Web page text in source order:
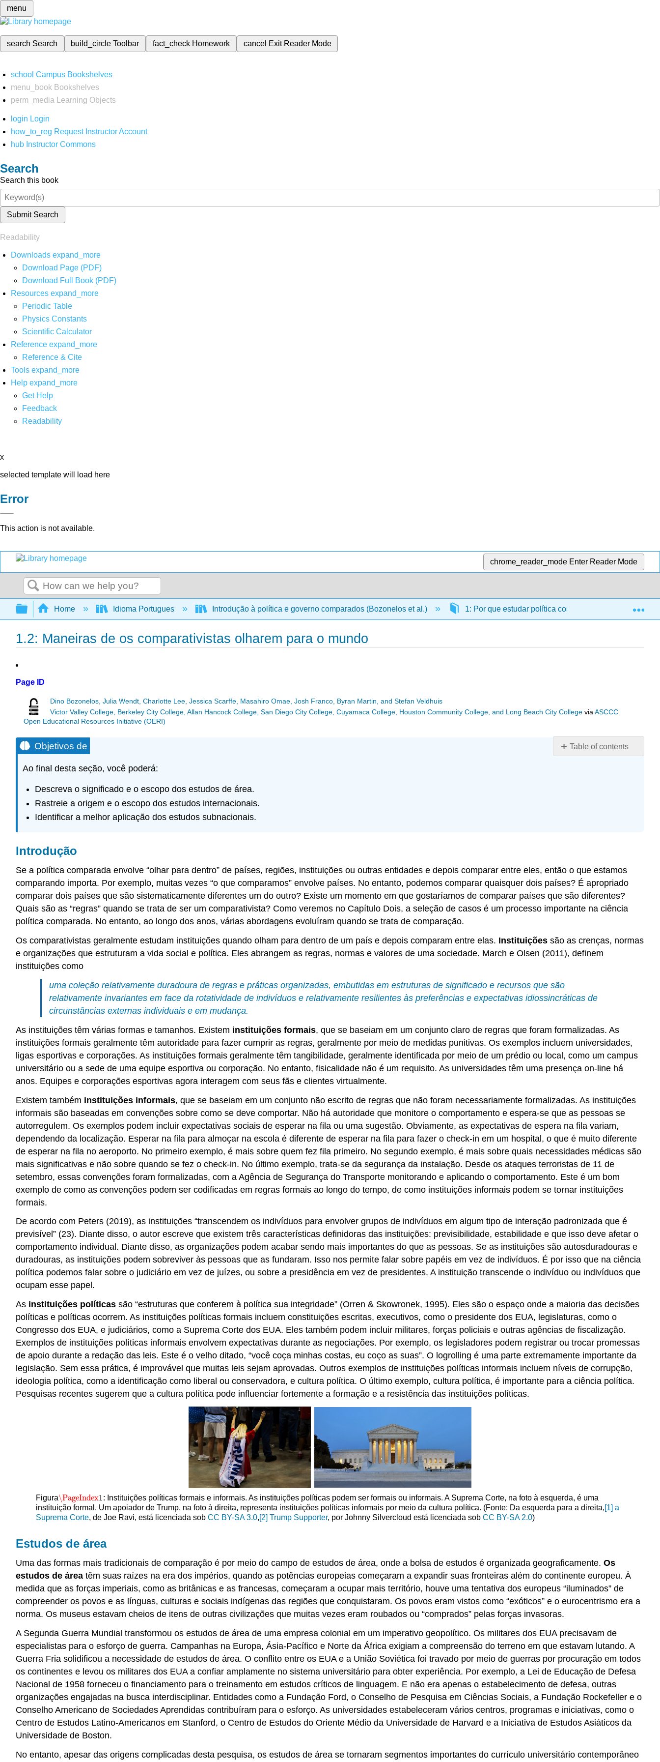
menu
search Search build_circleToolbar fact_check Homework cancel Exit Reader Mode
school Campus Bookshelves
menu_book Bookshelves
perm_media
Learning Objects
login Login
how_to_reg Request Instructor Account
hub Instructor Commons
Search
Search this book
Submit Search
Readability
Downloads expand_more
Download Page (PDF)
Download Full Book (PDF)
Resources expand_more
Periodic Table
Physics Constants
Scientific Calculator
Reference expand_more
Reference & Cite
Tools expand_more
Help expand_more
Get Help
Feedback
Readability
x
selected template will load here
Error
This action is not available.
chrome_reader_mode Enter Reader Mode
Search
Expand/collapse global hierarchy
Home Idioma Portugues Introdução à política e governo comparados (Bozonelos et al.) 1: Por que estudar política comparada? 1.2:
1.2: Maneiras de os comparativistas olharem para o mundo
Page ID
Dino Bozonelos, Julia Wendt, Charlotte Lee, Jessica Scarffe, Masahiro Omae, Josh Franco, Byran Martin, and Stefan Veldhuis
Victor Valley College, Berkeley City College, Allan Hancock College, San Diego City College, Cuyamaca College, Houston Community College, and Long Beach City College viaASCCC
Open Educational Resources Initiative (OERI)
Table of contents
estudos
Estudos
transnacionais
subnacionais
Objetivos de
Ao final desta seção, você poderá:
Descreva o significado e o escopo dos estudos de área.
Rastreie a origem e o escopo dos estudos internacionais.
Identificar a melhor aplicação dos estudos subnacionais.
Introdução
Se a política comparada envolve “olhar para dentro” de países, regiões, instituições ou outras entidades e depois comparar entre eles, então o que estamos
comparando importa. Por exemplo, muitas vezes “o que comparamos” envolve países. No entanto, podemos comparar quaisquer dois países? É apropriado
comparar dois países que são sistematicamente diferentes um do outro? Existe um momento em que gostaríamos de comparar países que são diferentes?
Quais são as “regras” quando se trata de ser um comparativista? Como veremos no Capítulo Dois, a seleção de casos é um processo importante na ciência
política comparada. No entanto, ao longo dos anos, várias abordagens evoluíram quando se trata de comparação.
Os comparativistas geralmente estudam instituições quando olham para dentro de um país e depois comparam entre elas. Instituições são as crenças, normas
e organizações que estruturam a vida social e política. Eles abrangem as regras, normas e valores de uma sociedade. March e Olsen (2011), definem
instituições como
uma coleção relativamente duradoura de regras e práticas organizadas, embutidas em estruturas de significado e recursos que são
relativamente invariantes em face da rotatividade de indivíduos e relativamente resilientes às preferências e expectativas idiossincráticas de
circunstâncias externas individuais e em mudança.
As instituições têm várias formas e tamanhos. Existem instituições formais, que se baseiam em um conjunto claro de regras que foram formalizadas. As
instituições formais geralmente têm autoridade para fazer cumprir as regras, geralmente por meio de medidas punitivas. Os exemplos incluem universidades,
ligas esportivas e corporações. As instituições formais geralmente têm tangibilidade, geralmente identificada por meio de um prédio ou local, como um campus
universitário ou a sede de uma equipe esportiva ou corporação. No entanto, fisicalidade não é um requisito. As universidades têm uma presença on-line há
anos. Equipes e corporações esportivas agora interagem com seus fãs e clientes virtualmente.
Existem também instituições informais, que se baseiam em um conjunto não escrito de regras que não foram necessariamente formalizadas. As instituições
informais são baseadas em convenções sobre como se deve comportar. Não há autoridade que monitore o comportamento e espera-se que as pessoas se
autorregulem. Os exemplos podem incluir expectativas sociais de esperar na fila ou uma sugestão. Obviamente, as expectativas de espera na fila variam,
dependendo da localização. Esperar na fila para almoçar na escola é diferente de esperar na fila para fazer o check-in em um hospital, o que é muito diferente
de esperar na fila no aeroporto. No primeiro exemplo, é mais sobre quem fez fila primeiro. No segundo exemplo, é mais sobre quais necessidades médicas são
mais significativas e não sobre quando se fez o check-in. No último exemplo, trata-se da segurança da instalação. Desde os ataques terroristas de 11 de
setembro, essas convenções foram formalizadas, com a Agência de Segurança do Transporte monitorando e aplicando o comportamento. Este é um bom
exemplo de como as convenções podem ser codificadas em regras formais ao longo do tempo, de como instituições informais podem se tornar instituições
formais.
De acordo com Peters (2019), as instituições “transcendem os indivíduos para envolver grupos de indivíduos em algum tipo de interação padronizada que é
previsível” (23). Diante disso, o autor escreve que existem três características definidoras das instituições: previsibilidade, estabilidade e que isso deve afetar o
comportamento individual. Diante disso, as organizações podem acabar sendo mais importantes do que as pessoas. Se as instituições são autosduradouras e
duradouras, as instituições podem sobreviver às pessoas que as fundaram. Isso nos permite falar sobre papéis em vez de indivíduos. É por isso que na ciência
política podemos falar sobre o judiciário em vez de juízes, ou sobre a presidência em vez de presidentes. A instituição transcende o indivíduo ou indivíduos que
ocupam esse papel.
As instituições políticas são “estruturas que conferem à política sua integridade” (Orren & Skowronek, 1995). Eles são o espaço onde a maioria das decisões
políticas e políticas ocorrem. As instituições políticas formais incluem constituições escritas, executivos, como o presidente dos EUA, legislaturas, como o
Congresso dos EUA, e judiciários, como a Suprema Corte dos EUA. Eles também podem incluir militares, forças policiais e outras agências de fiscalização.
Exemplos de instituições políticas informais envolvem expectativas durante as negociações. Por exemplo, os legisladores podem registrar ou trocar promessas
de apoio durante a redação das leis. Este é o velho ditado, “você coça minhas costas, eu coço as suas”. O logrolling é uma parte extremamente importante da
legislação. Sem essa prática, é improvável que muitas leis sejam aprovadas. Outros exemplos de instituições políticas informais incluem níveis de corrupção,
ideologia política, como a identificação como liberal ou conservadora, e cultura política. O último exemplo, cultura política, é importante para a ciência política.
Pesquisas recentes sugerem que a cultura política pode influenciar fortemente a formação e a resistência das instituições políticas.
Figura\PageIndex1
\PageIndex1: Instituições políticas formais e informais. As instituições políticas podem ser formais ou informais. A Suprema Corte, na foto à esquerda, é uma
instituição formal. Um apoiador de Trump, na foto à direita, representa instituições políticas informais por meio da cultura política. (Fonte: Da esquerda para a direita,[1] a
Suprema Corte, de Joe Ravi, está licenciada sobCC BY-SA 3.0,[2] Trump Supporter, por Johnny Silvercloud está licenciada sobCC BY-SA 2.0)
Estudos de área
Uma das formas mais tradicionais de comparação é por meio do campo de estudos de área, onde a bolsa de estudos é organizada geograficamente. Os
estudos de área têm suas raízes na era dos impérios, quando as potências europeias começaram a expandir suas fronteiras além do continente europeu. À
medida que as forças imperiais, como as britânicas e as francesas, começaram a ocupar mais território, houve uma tentativa dos europeus “iluminados” de
compreender os povos e as línguas, culturas e sociais indígenas das regiões que conquistaram. Os povos eram vistos como “exóticos” e o eurocentrismo era a
norma. Os museus estavam cheios de itens de outras civilizações que muitas vezes eram roubados ou “comprados” pelas forças invasoras.
A Segunda Guerra Mundial transformou os estudos de área de uma empresa colonial em um imperativo geopolítico. Os militares dos EUA precisavam de
especialistas para o esforço de guerra. Campanhas na Europa, Ásia-Pacífico e Norte da África exigiam a compreensão do terreno em que estavam lutando. A
Guerra Fria solidificou a necessidade de estudos de área. O conflito entre os EUA e a União Soviética foi travado por meio de guerras por procuração em todos
os continentes e levou os militares dos EUA a confiar amplamente no sistema universitário para obter experiência. Por exemplo, a Lei de Educação de Defesa
Nacional de 1958 forneceu o financiamento para o treinamento em estudos críticos de linguagem. E não era apenas o estabelecimento de defesa, outras
organizações engajadas na busca interdisciplinar. Entidades como a Fundação Ford, o Conselho de Pesquisa em Ciências Sociais, a Fundação Rockefeller e o
Conselho Americano de Sociedades Aprendidas contribuíram para o esforço. As universidades estabeleceram vários centros, programas e iniciativas, como o
Centro de Estudos Latino-Americanos em Stanford, o Centro de Estudos do Oriente Médio da Universidade de Harvard e a Iniciativa de Estudos Asiáticos da
Universidade de Boston.
No entanto, apesar das origens complicadas desta pesquisa, os estudos de área se tornaram segmentos importantes do currículo universitário contemporâneo